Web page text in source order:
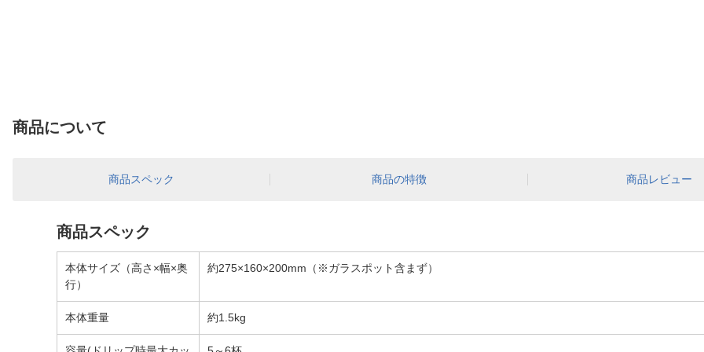
商品について
商品スペック 商品の特徴 商品レビュー
商品スペック
本体サイズ（高さ×幅×奥
行）
約275×160×200mm（※ガラスポット含まず）
本体重量 約1.5kg